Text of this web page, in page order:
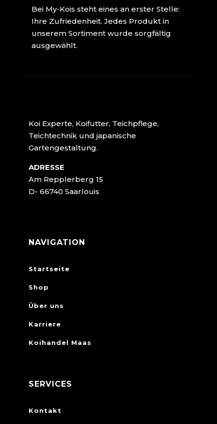
Bei My-Kois steht eines an erster Stelle:
Ihre Zufriedenheit. Jedes Produkt in
unserem Sortiment wurde sorgfältig
ausgewählt.
Koi Experte, Koifutter, Teichpflege,
Teichtechnik und japanische
Gartengestaltung.
ADRESSE
Am Repplerberg 15
D- 66740 Saarlouis
NAVIGATION
Startseite
Shop
Über uns
Karriere
Koihandel Maas
SERVICES
Kontakt